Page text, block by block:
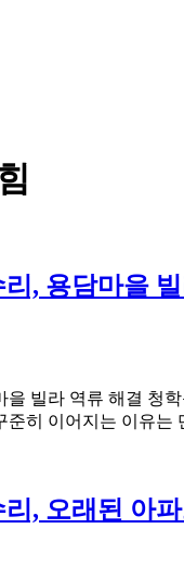
, 용담마을
을 빌라 역류 해결 청
준히 이어지는 이유
, 오래된 아